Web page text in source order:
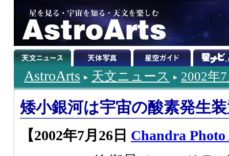
AstroArts 天文ニュース 2002年
矮小銀河は宇宙の酸素発生
【2002年7月26日 Chandra